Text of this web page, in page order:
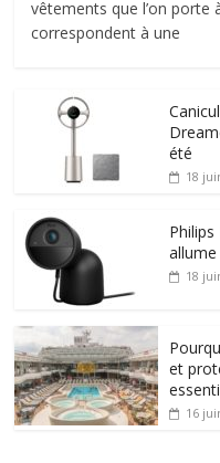
vêtements que l’on porte
correspondent à une
été
18
18
et
16